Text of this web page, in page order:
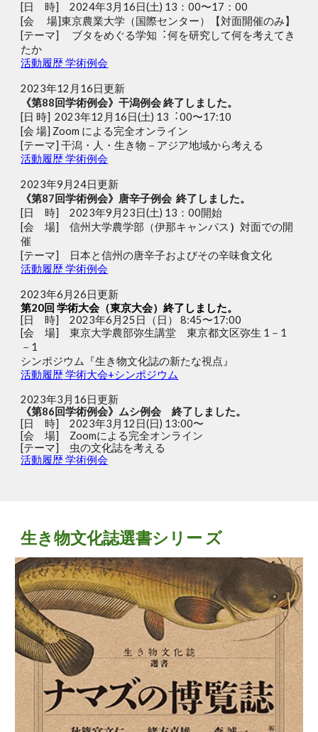
[日 時]
2024年3⽉16⽇(⼟) 13：00〜17：00
[会 場]東京農業⼤学（国際センター）
【対⾯開催のみ】
[テーマ]
ブタをめぐる学知︓何を研究して何を考えてき
たか
活動履歴 学術例会
2023年12 月 16日更新
《第88 回学術例会》干潟例会 終了しました。
[⽇ 時] 2023年12⽉16⽇(⼟) 13︓00〜17:10
[会 場] Zoom による完全オンライン
[テーマ] ⼲潟・⼈・⽣き物－アジア地域から考える
活動履歴 学術例会
2023年9 月24日更新
《第87 回学術例会》 唐辛子例会 終了しました。
[日 時] 2023年9月23日(土) 13：00開始
[会 場] 信州大学農学部（伊那キャンパス ）対面での開
催
[テーマ] 日本と信州の唐辛子およびその辛味食文化
活動履歴 学術例会
2023年6月26日更新
第20回 学術大会（東京大会）終了しました。
[日 時] 2023年6月25日（ 日 ）8:45〜17:00
[会 場]
東京大学農部弥生講堂 東京都文区弥生 1－1
－1
シンポジウム『生き物文化誌の新たな視点』
活動履歴学術大会+シンポジウム
2023年3 月 16日更新
《第86回学術例会》ムシ例会 終了しました。
[日 時] 2023年3月12日(日) 13:00〜
[会 場] Zoomによる完全オンライン
[テーマ] 虫の文化誌を考える
活動履歴 学術例会
生き物文化誌選書シリー ズ